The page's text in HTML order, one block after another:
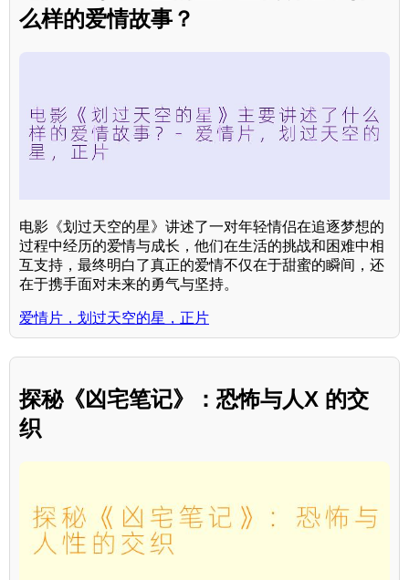
么样的爱情故事？
电影《划过天空的星》讲述了一对年轻情侣在追逐梦想的
过程中经历的爱情与成长，他们在生活的挑战和困难中相
互支持，最终明白了真正的爱情不仅在于甜蜜的瞬间，还
在于携手面对未来的勇气与坚持。
爱情片，划过天空的星，正片
探秘《凶宅笔记》：恐怖与人X 的交
织